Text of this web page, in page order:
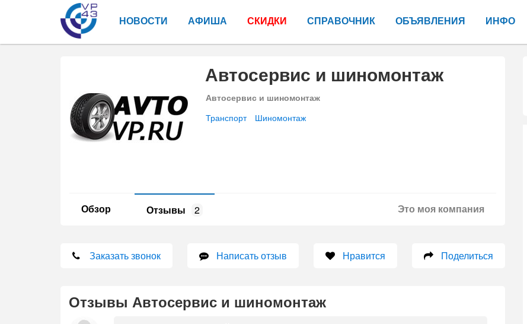
НОВОСТИ АФИША СКИДКИ СПРАВОЧНИК ОБЪЯВЛЕНИЯ ИНФО
Автосервис и шиномонтаж
Автосервис и шиномонтаж
Транспорт Шиномонтаж
Это моя компания
Обзор Отзывы 2
Заказать звонок Написать отзыв Нравится Поделиться
Отзывы Автосервис и шиномонтаж